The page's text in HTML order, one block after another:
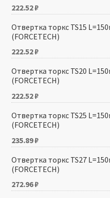
222.52₽
Отвертка торкс TS15
(FORCETECH)
222.52₽
Отвертка торкс TS20
(FORCETECH)
222.52₽
Отвертка торкс TS25
(FORCETECH)
235.89₽
Отвертка торкс TS27
(FORCETECH)
272.96₽